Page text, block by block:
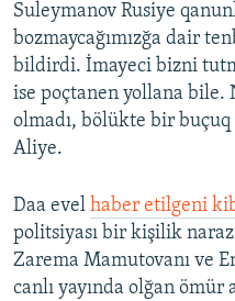
Suleymanov Rusiye
bozmaycağımızğa dair
bildirdi. İmayeci bizni
ise poçtanen yollana bile.
olmadı, bölükte bir
Aliye.
Daa evel haber etilgeni
politsiyası bir kişilik
Zarema Mamutovanı ve
canlı yayında olğan ömür